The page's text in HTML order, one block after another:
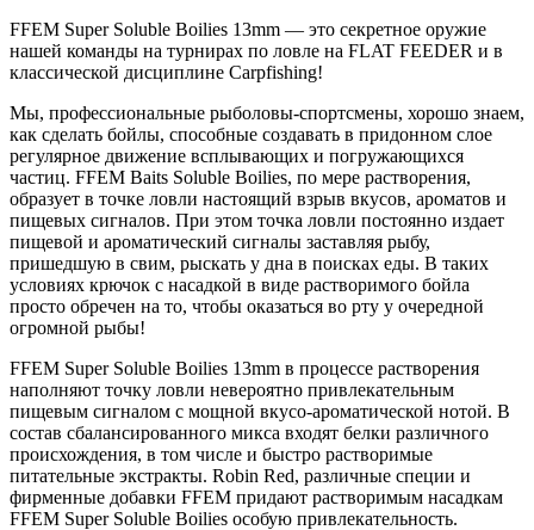
FFEM Super Soluble Boilies 13mm — это секретное оружие
нашей команды на турнирах по ловле на FLAT FEEDER и в
классической дисциплине Carpfishing!
Мы, профессиональные рыболовы-спортсмены, хорошо знаем,
как сделать бойлы, способные создавать в придонном слое
регулярное движение всплывающих и погружающихся
частиц. FFEM Baits Soluble Boilies, по мере растворения,
образует в точке ловли настоящий взрыв вкусов, ароматов и
пищевых сигналов. При этом точка ловли постоянно издает
пищевой и ароматический сигналы заставляя рыбу,
пришедшую в свим, рыскать у дна в поисках еды. В таких
условиях крючок с насадкой в виде растворимого бойла
просто обречен на то, чтобы оказаться во рту у очередной
огромной рыбы!
FFEM Super Soluble Boilies 13mm в процессе растворения
наполняют точку ловли невероятно привлекательным
пищевым сигналом с мощной вкусо-ароматической нотой. В
состав сбалансированного микса входят белки различного
происхождения, в том числе и быстро растворимые
питательные экстракты. Robin Red, различные специи и
фирменные добавки FFEM придают растворимым насадкам
FFEM Super Soluble Boilies особую привлекательность.